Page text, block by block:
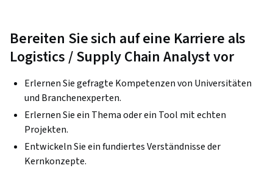
Bereiten Sie sich auf eine Karriere als
Logistics / Supply Chain Analyst vor
Erlernen Sie gefragte Kompetenzen von Universitäten
und Branchenexperten.
Erlernen Sie ein Thema oder ein Tool mit echten
Projekten.
Entwickeln Sie ein fundiertes Verständnisse der
Kernkonzepte.